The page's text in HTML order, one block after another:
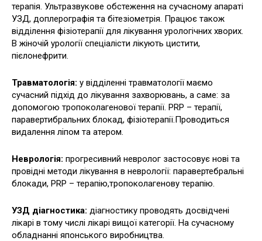
терапія. Ультразвукове обстеження на сучасному апараті
УЗД, доплерографія та бітезіометрія. Працює також
відділення фізіотерапії для лікування урологічних хворих.
В жіночій урології спеціалісти лікують цистити,
пієлонефрити.
Травматологія: у відділенні травматології маємо
сучасний підхід до лікування захворювань, а саме: за
допомогою тропоколагенової терапії. PRP – терапії,
паравертибральних блокад, фізіотерапії.Проводиться
видалення ліпом та атером.
Неврологія: прогресивний невролог застосовує нові та
провідні методи лікування в неврології: паравертебральні
блокади, PRP – терапію,тропоколагенову терапію.
УЗД діагностика: діагностику проводять досвідчені
лікарі в тому числі лікарі вищої категорії. На сучасному
обладнанні японського виробництва.